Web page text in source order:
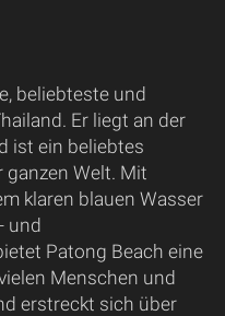
beliebteste und
Er liegt an der
ist ein beliebtes
ganzen Welt. Mit
klaren blauen Wasser
und
Patong Beach eine
Menschen und
erstreckt sich über